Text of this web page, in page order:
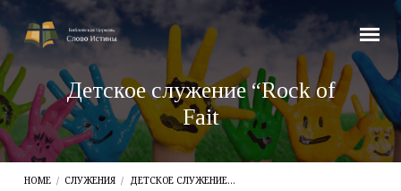
Детское служение “Rock of
Fait
HOME / СЛУЖЕНИЯ / ДЕТСКОЕ СЛУЖЕНИЕ…